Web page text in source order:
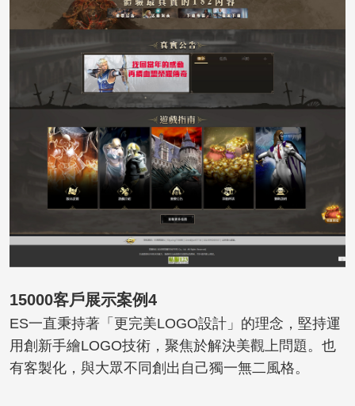
15000客戶展示案例4
ES一直秉持著「更完美LOGO設計」的理念，堅持運
用創新手繪LOGO技術，聚焦於解決美觀上問題。也
有客製化，與大眾不同創出自己獨一無二風格。